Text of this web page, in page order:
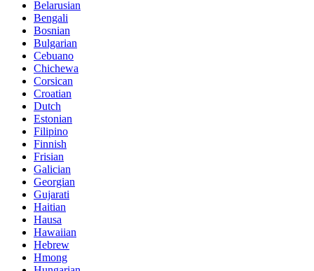
Belarusian
Bengali
Bosnian
Bulgarian
Cebuano
Chichewa
Corsican
Croatian
Dutch
Estonian
Filipino
Finnish
Frisian
Galician
Georgian
Gujarati
Haitian
Hausa
Hawaiian
Hebrew
Hmong